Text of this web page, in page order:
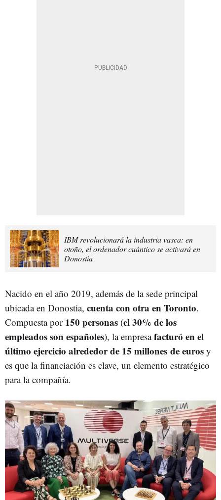
IBM revolucionará la industria vasca: en
otoño, el ordenador cuántico se activará en
Donostia
Nacido en el año 2019, además de la sede principal
ubicada en Donostia, cuenta con otra en Toronto.
Compuesta por 150 personas (el 30% de los
empleados son españoles), la empresafacturó en el
último ejercicio alrededor de 15 millones de euros y
es que la financiación es clave, un elemento estratégico
para la compañía.